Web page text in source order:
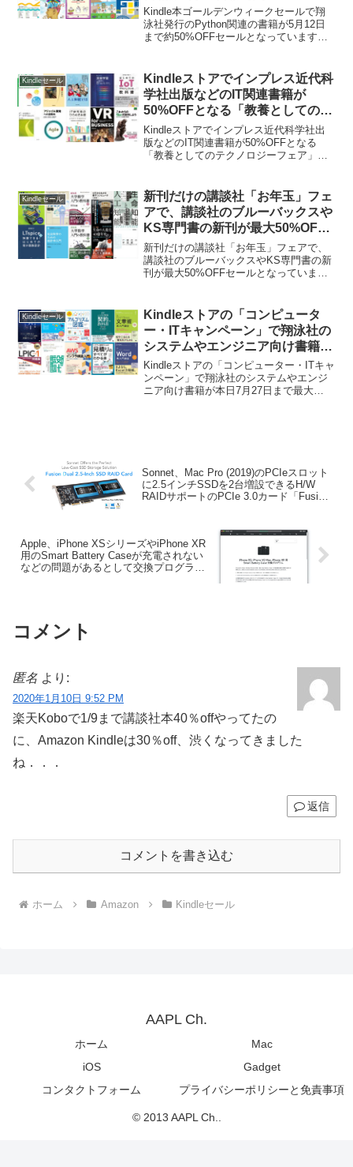
ール中。
Kindle本ゴールデンウィークセールで翔
泳社発行のPython関連の書籍が5月12日
まで約50%OFFセールとなっています。
Kindleセール
Kindleストアでインプレス近代科
学社出版などのIT関連書籍が
50%OFFとなる「教養としてのテ
クノロジーフェア」が開催中。
Kindleストアでインプレス近代科学社出
版などのIT関連書籍が50%OFFとなる
「教養としてのテクノロジーフェア」が
Kindleセール
新刊だけの講談社「お年玉」フェ
アで、講談社のブルーバックスや
KS専門書の新刊が最大50%OFF
セール中。
新刊だけの講談社「お年玉」フェアで、
講談社のブルーバックスやKS専門書の新
刊が最大50%OFFセールとなっていま
Kindleセール
Kindleストアの「コンピュータ
ー・ITキャンペーン」で翔泳社の
システムやエンジニア向け書籍が
本日7月27日まで最大50%OFFセ
ール中。
Kindleストアの「コンピューター・ITキャ
ンペーン」で翔泳社のシステムやエンジ
ニア向け書籍が本日7月27日まで最大
Sonnet、Mac Pro (2019)のPCIeスロット
に2.5インチSSDを2台増設できるH/W
RAIDサポートのPCIe 3.0カード「Fusion
Apple、iPhone XSシリーズやiPhone XR
用のSmart Battery Caseが充電されない
などの問題があるとして交換プログラム
コメント
匿名 より:
2020年1月10日 9:52 PM
楽天Koboで1/9まで講談社本40％offやってたの
に、Amazon Kindleは30％off、渋くなってきました
ね．．．
返信
コメントを書き込む
ホーム Amazon Kindleセール
AAPL Ch.
ホーム
Mac
iOS
Gadget
コンタクトフォーム
プライバシーポリシーと免責事項
© 2013 AAPL Ch..